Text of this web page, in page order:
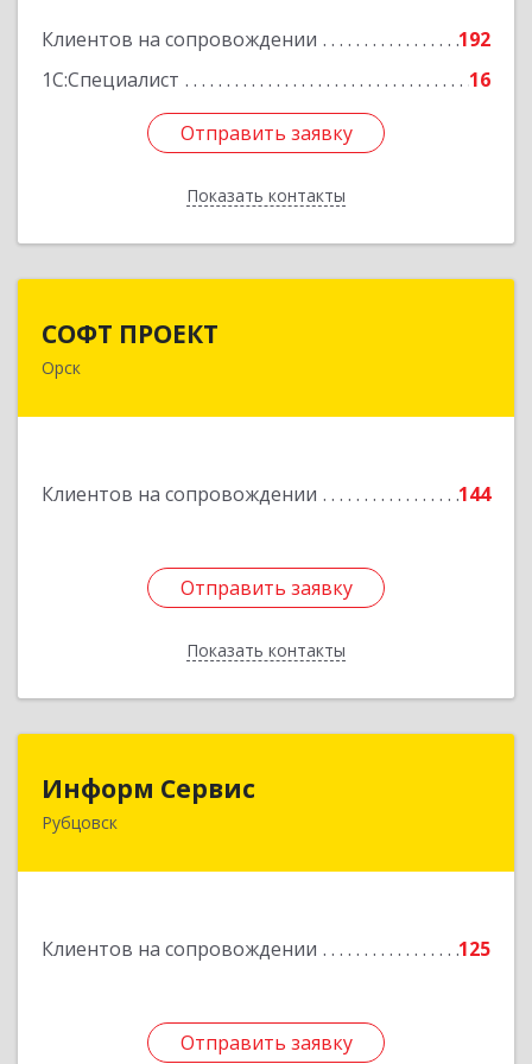
Клиентов на сопровождении
192
1С:Специалист
16
Отправить заявку
Показать контакты
Подробнее
Отправить заявку
Назад
СОФТ ПРОЕКТ
Орск
Клиентов на сопровождении 144
Отправить заявку
Показать контакты
Отправить заявку
Назад
Информ Сервис
Рубцовск
Клиентов на сопровождении 125
Отправить заявку
658204, Алтайский край, Рубцовск г, Алтайская
Отправить заявку